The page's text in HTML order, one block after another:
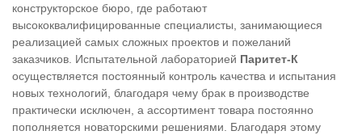
конструкторское бюро, где работают
высококвалифицированные специалисты, занимающиеся
реализацией самых сложных проектов и пожеланий
заказчиков. Испытательной лабораторией Паритет-К
осуществляется постоянный контроль качества и испытания
новых технологий, благодаря чему брак в производстве
практически исключен, а ассортимент товара постоянно
пополняется новаторскими решениями. Благодаря этому